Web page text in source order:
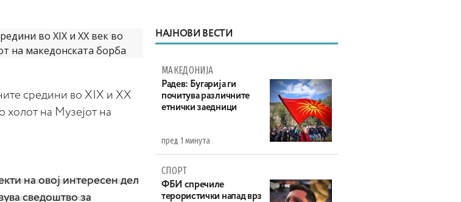
средини во XIX и XX
холот на Музејот на
на овој интересен дел
сведоштво за
НАЈНОВИ ВЕСТИ
МАКЕДОНИЈА
Радев: Бугарија ги
почитува различните
етнички заедници
пред 1 минута
СПОРТ
ФБИ спречиле
терористички напад врз